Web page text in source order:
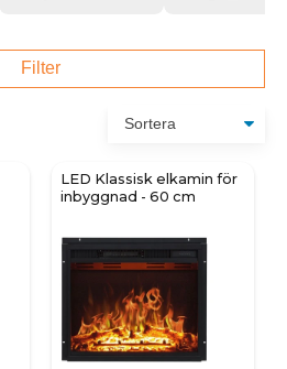
Filter
LED Klassisk elkamin för
inbyggnad - 60 cm